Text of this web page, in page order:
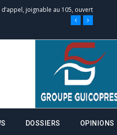
d’appel, joignable au 105, ouvert
campagnes ce jeudi 28 mai à
de la fiche de procuration
Administratives de
de serment et à une
DOSSIERS OPINIONS